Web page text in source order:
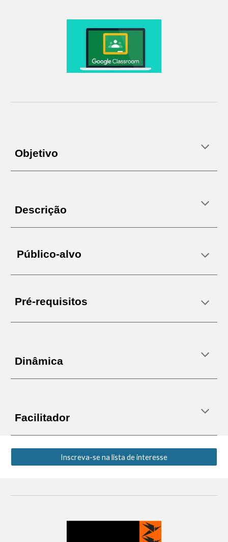
Objetivo
Descrição
Público-alvo
Pré-requisitos
Dinâmica
Facilitador
Inscreva-se na lista de interesse